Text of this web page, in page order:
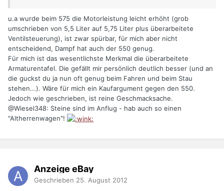
u.a wurde beim 575 die Motorleistung leicht erhöht (grob
umschrieben von 5,5 Liter auf 5,75 Liter plus überarbeitete
Ventilsteuerung), ist zwar spürbar, für mich aber nicht
entscheidend, Dampf hat auch der 550 genug.
Für mich ist das wesentlichste Merkmal die überarbeitete
Armaturentafel. Die gefällt mir persönlich deutlich besser (und an
die guckst du ja nun oft genug beim Fahren und beim Stau
stehen...). Wäre für mich ein Kaufargument gegen den 550.
Jedoch wie geschrieben, ist reine Geschmacksache.
@Wiesel348: Steine sind im Anflug - hab auch so einen
"Altherrenwagen"!
Anzeige eBay
Geschrieben 25. August 2012